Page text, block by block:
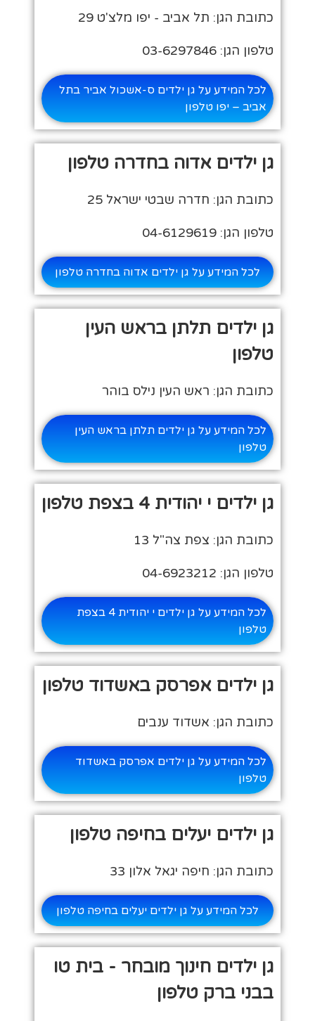
כתובת הגן: תל אביב - יפו מלצ'ט 29
טלפון הגן: 03-6297846
לכל המידע על גן ילדים ס-אשכול אביר בתל
אביב – יפו טלפון
גן ילדים אדוה בחדרה טלפון
כתובת הגן: חדרה שבטי ישראל 25
טלפון הגן: 04-6129619
לכל המידע על גן ילדים אדוה בחדרה טלפון
גן ילדים תלתן בראש העין
טלפון
כתובת הגן: ראש העין נילס בוהר
לכל המידע על גן ילדים תלתן בראש העין
טלפון
גן ילדים י יהודית 4 בצפת טלפון
כתובת הגן: צפת צה"ל 13
טלפון הגן: 04-6923212
לכל המידע על גן ילדים י יהודית 4 בצפת
טלפון
גן ילדים אפרסק באשדוד טלפון
כתובת הגן: אשדוד ענבים
לכל המידע על גן ילדים אפרסק באשדוד
טלפון
גן ילדים יעלים בחיפה טלפון
כתובת הגן: חיפה יגאל אלון 33
לכל המידע על גן ילדים יעלים בחיפה טלפון
גן ילדים חינוך מובחר - בית טו
בבני ברק טלפון